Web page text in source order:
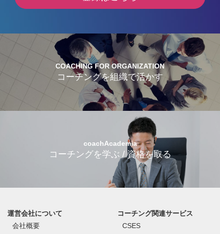
COACHING FOR ORGANIZATION
コーチングを組織で活かす
coachAcademia
コーチングを学ぶ / 資格を取る
運営会社について
会社概要
コーチング関連サービス
CSES